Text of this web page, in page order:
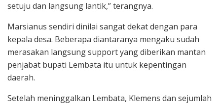
setuju dan langsung lantik,” terangnya.
Marsianus sendiri dinilai sangat dekat dengan para
kepala desa. Beberapa diantaranya mengaku sudah
merasakan langsung support yang diberikan mantan
penjabat bupati Lembata itu untuk kepentingan
daerah.
Setelah meninggalkan Lembata, Klemens dan sejumlah